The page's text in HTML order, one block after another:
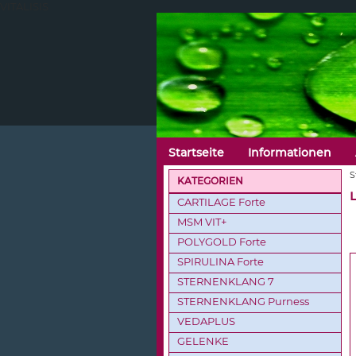
KATEGORIEN
CARTILAGE Forte
MSM VIT+
POLYGOLD Forte
SPIRULINA Forte
STERNENKLANG 7
STERNENKLANG Purness
VEDAPLUS
GELENKE
Startseite Informationen